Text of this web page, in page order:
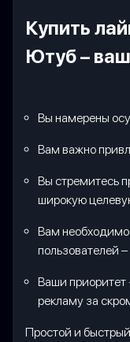
Купить
Ютуб –
Вы намерены
Вам важно
Вы стремитесь
широкую
Вам необходимо
пользователей
Ваши
рекламу за
Простой и